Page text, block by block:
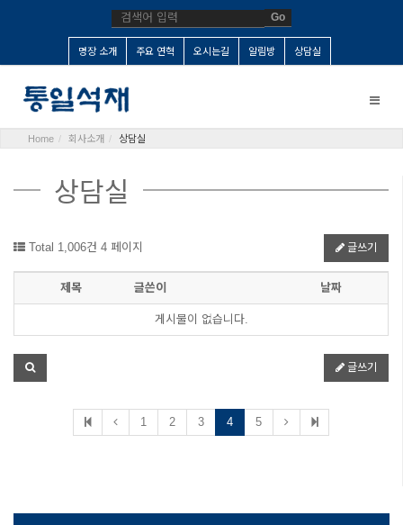
Go
명장 소개 주요 연혁 오시는길 알림방 상담실
Toggle
Home 회사소개 상담실
상담실
Total 1,006건 4 페이지 글쓰기
제목 글쓴이 날짜
게시물이 없습니다.
글쓰기
1 2 3 4 5